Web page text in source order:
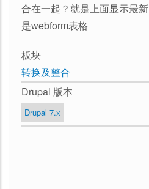
合在一起？就是上面显示最
是webform表格
板块
转换及整合
Drupal 版本
Drupal 7.x